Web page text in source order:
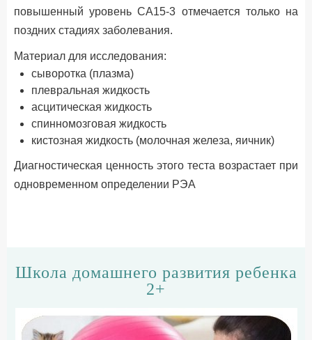
повышенный уровень СА15-3 отмечается только на
поздних стадиях заболевания.
Материал для исследования:
сыворотка (плазма)
плевральная жидкость
асцитическая жидкость
спинномозговая жидкость
кистозная жидкость (молочная железа, яичник)
Диагностическая ценность этого теста возрастает при
одновременном определении РЭА
Школа домашнего развития ребенка
2+